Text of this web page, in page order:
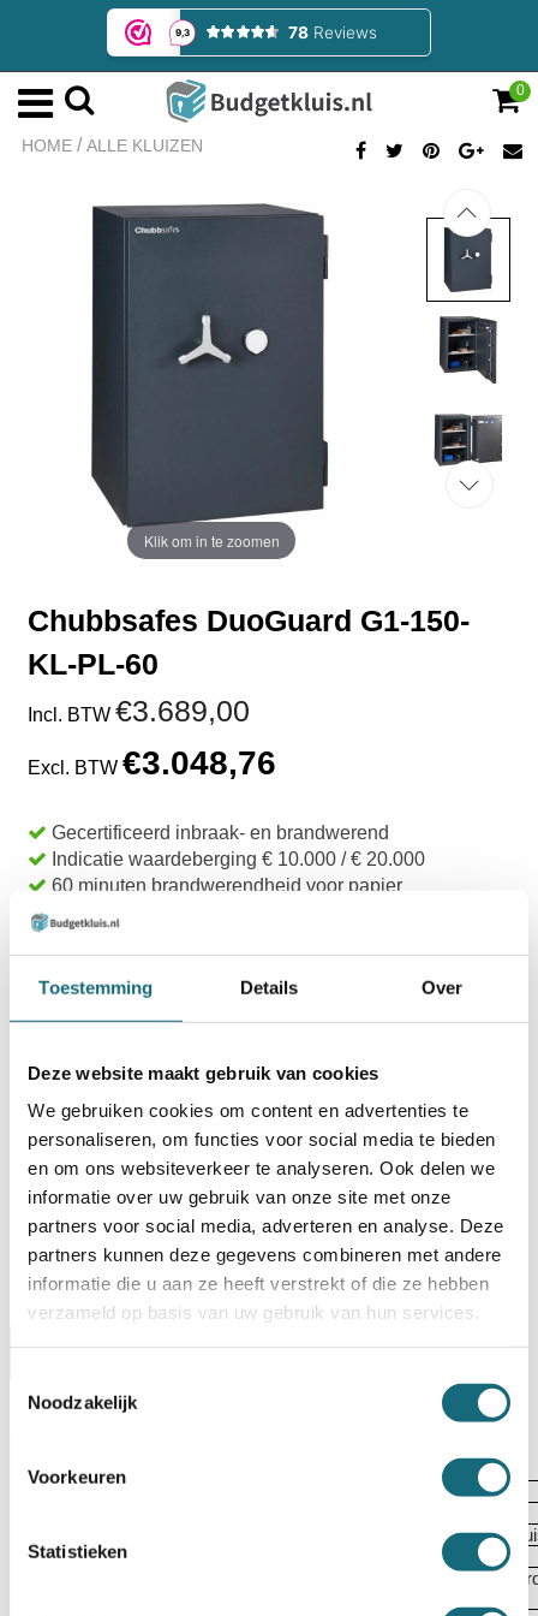
Toestemming Details Over
Deze website maakt gebruik van cookies
We gebruiken cookies om content en advertenties te
personaliseren, om functies voor social media te bieden
en om ons websiteverkeer te analyseren. Ook delen we
informatie over uw gebruik van onze site met onze
partners voor social media, adverteren en analyse. Deze
partners kunnen deze gegevens combineren met andere
informatie die u aan ze heeft verstrekt of die ze hebben
verzameld op basis van uw gebruik van hun services.
Noodzakelijk
Voorkeuren
Statistieken
0
HOME / ALLE KLUIZEN
Klik om in te zoomen
Chubbsafes DuoGuard G1-150-
KL-PL-60
Incl. BTW €3.689,00
Excl. BTW €3.048,76
Gecertificeerd inbraak- en brandwerend
Indicatie waardeberging € 10.000 / € 20.000
60 minuten brandwerendheid voor papier
Op voorraad? Besteld voor14:30 uur,dezelfde werkdag
verstuurd!
Uw keuze zaltoevoegen aan het totaalbedrag
Omschrijving Specificaties Certificaten
Alternatieven
Artikelnummer
Inbraak- en brandwerende
Model
DuoGuard G1-150-KL-PL-60
EN 1300 gecertificeerd